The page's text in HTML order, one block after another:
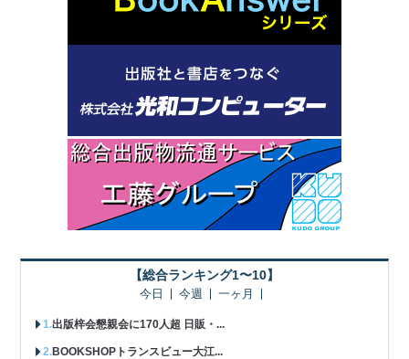
【総合ランキング1〜10】
今日 今週 一ヶ月
出版梓会懇親会に170人超 日販・...
BOOKSHOPトランスビュー大江...